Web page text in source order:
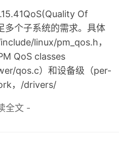
备驱动
码剖析
之美
式
Of
多个子系统的需求。具体
linux/pm_qos.h，
QoS classes
qos.c）和设备级（per-
，/drivers/
全文 -